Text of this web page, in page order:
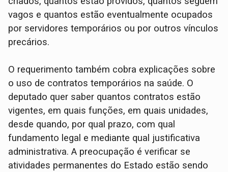
vagos e quantos estão eventualmente ocupados
por servidores temporários ou por outros vínculos
precários.
O requerimento também cobra explicações sobre
o uso de contratos temporários na saúde. O
deputado quer saber quantos contratos estão
vigentes, em quais funções, em quais unidades,
desde quando, por qual prazo, com qual
fundamento legal e mediante qual justificativa
administrativa. A preocupação é verificar se
atividades permanentes do Estado estão sendo